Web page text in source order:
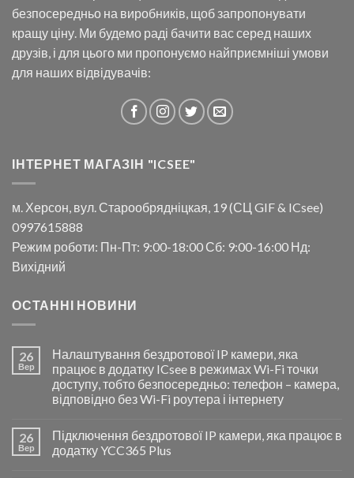
безпосередньо на виробників, щоб запропонувати
кращу ціну. Ми будемо раді бачити вас серед наших
друзів, і для цього ми пропонуємо найприємніші умови
для наших відвідувачів:
ІНТЕРНЕТ МАГАЗІН "ICSEE"
м. Херсон, вул. Старообрядніцкая, 19 (СЦ GIF & ICsee)
0997615888
Режим роботи: Пн-Пт: 9:00-18:00 Сб: 9:00-16:00 Нд:
Вихідний
ОСТАННІ НОВИНИ
26
Вер
Налаштування бездротової IP камери, яка
працює в додатку ICsee в режимах Wi-Fi точки
доступу, тобто безпосередньо: телефон – камера,
відповідно без Wi-Fi роутера і інтернету
26
Вер
Підключення бездротової IP камери, яка працює в
додатку YCC365 Plus